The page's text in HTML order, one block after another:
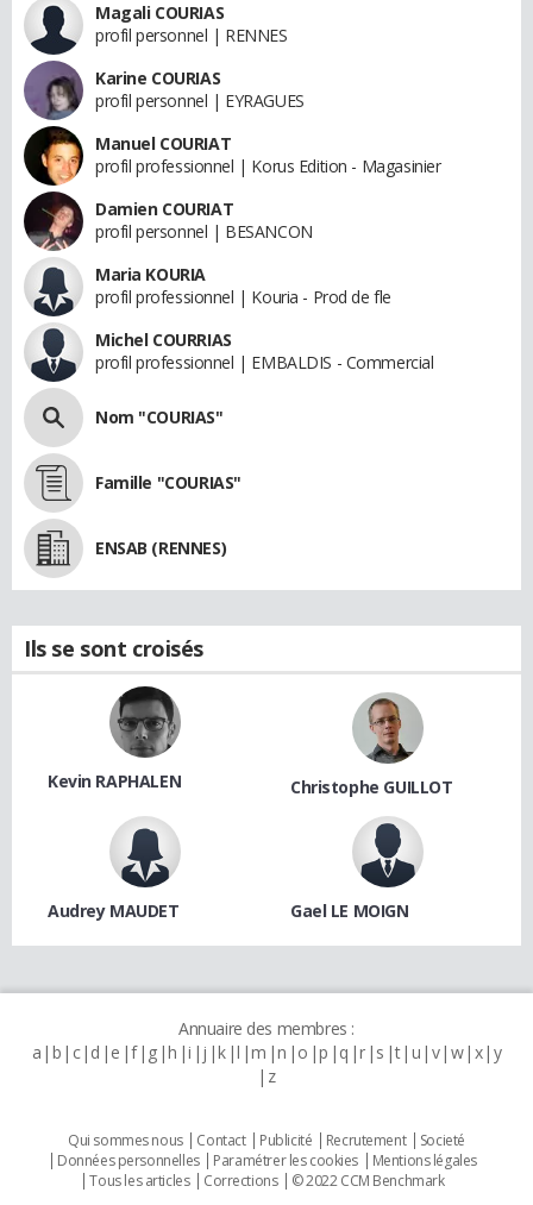
Magali COURIAS
profil personnel | RENNES
Karine COURIAS
profil personnel | EYRAGUES
Manuel COURIAT
profil professionnel | Korus Edition - Magasinier
Damien COURIAT
profil personnel | BESANCON
Maria KOURIA
profil professionnel | Kouria - Prod de fle
Michel COURRIAS
profil professionnel | EMBALDIS - Commercial
Nom "COURIAS"
Famille "COURIAS"
ENSAB (RENNES)
Ils se sont croisés
Kevin RAPHALEN Christophe GUILLOT
Audrey MAUDET Gael LE MOIGN
Annuaire des membres :
a b c d e f g h i j k l m n o p q r s t u v w x y
z
Qui sommes nous Contact Publicité Recrutement
Societé
Données personnelles
Paramétrer les cookies
Mentions légales
Tous les articles
Corrections © 2022 CCM Benchmark